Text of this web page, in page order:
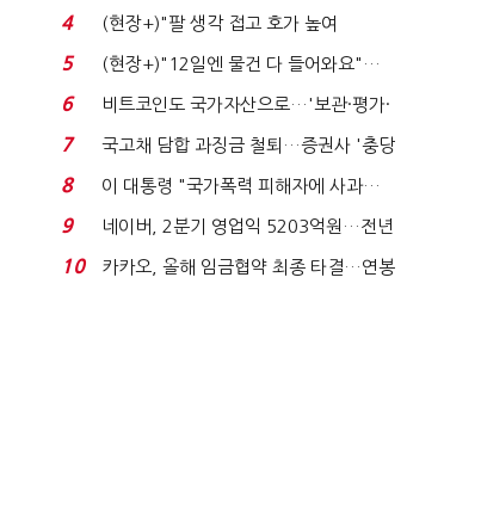
지에 상한가...
4
(현장+)"팔 생각 접고 호가 높여
요"…'덜 똘똘한 한 채' 20...
5
(현장+)"12일엔 물건 다 들어와요"…
빈 매대 채우며 문 연 ...
6
비트코인도 국가자산으로…'보관·평가·
처분' 기준은 ...
7
국고채 담합 과징금 철퇴…증권사 '충당
금 폭탄' 우려...
8
이 대통령 "국가폭력 피해자에 사과…
적극적 조사로 진...
9
네이버, 2분기 영업익 5203억원…전년
비 0.2% 감소...
10
카카오, 올해 임금협약 최종 타결…연봉